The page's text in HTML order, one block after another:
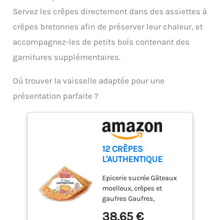
plomb ni cadmium, ni
controversées. Crêpière
Crealys AUTAN en
une diffusion rapide et
blinis et un nettoyage
facile. - Poignée en
plastique thermo
résistant et insert inox. -
Tous feux sauf induction.
vaisselle
Servez les crêpes directement dans des assiettes à
crêpes bretonnes afin de préserver leur chaleur, et
accompagnez-les de petits bols contenant des
garnitures supplémentaires.
Où trouver la vaisselle adaptée pour une
présentation parfaite ?
12 CRÊPES
L'AUTHENTIQUE
BRETON, LOT DE 3
Epicerie sucrée Gâteaux
moelleux, crêpes et
gaufres Gaufres,
38,65 €